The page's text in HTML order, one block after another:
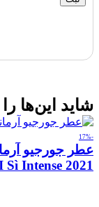
شاید این‌ها
-17%
Intense 2021